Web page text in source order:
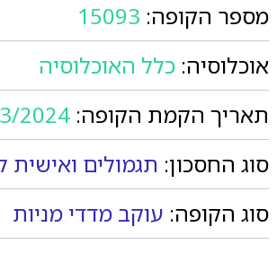
מספר הקופה: 15093
אוכלוסיה: כלל האוכלוסיה
תאריך הקמת הקופה: 2024
סוג החסכון: תגמולים ואישית
סוג הקופה: עוקב מדדי מניות